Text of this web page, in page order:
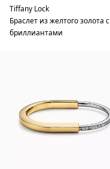
Tiffany Lock
Браслет из желтого золота с
бриллиантами